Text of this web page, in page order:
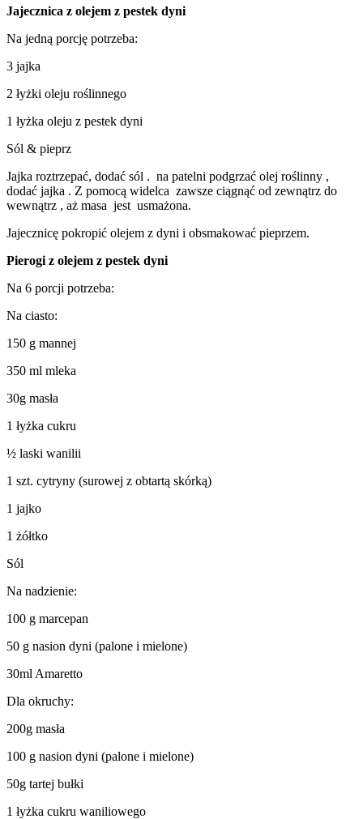
Jajecznica z olejem z pestek dyni
Na jedną porcję potrzeba:
3 jajka
2 łyżki oleju roślinnego
1 łyżka oleju z pestek dyni
Sól & pieprz
Jajka roztrzepać, dodać sól . na patelni podgrzać olej roślinny ,
dodać jajka . Z pomocą widelca zawsze ciągnąć od zewnątrz do
wewnątrz , aż masa jest usmażona.
Jajecznicę pokropić olejem z dyni i obsmakować pieprzem.
Pierogi z olejem z pestek dyni
Na 6 porcji potrzeba:
Na ciasto:
150 g mannej
350 ml mleka
30g masła
1 łyżka cukru
½ laski wanilii
1 szt. cytryny (surowej z obtartą skórką)
1 jajko
1 żółtko
Sól
Na nadzienie:
100 g marcepan
50 g nasion dyni (palone i mielone)
30ml Amaretto
Dla okruchy:
200g masła
100 g nasion dyni (palone i mielone)
50g tartej bułki
1 łyżka cukru waniliowego